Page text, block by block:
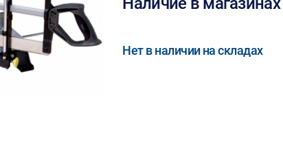
Нет в наличии на складах